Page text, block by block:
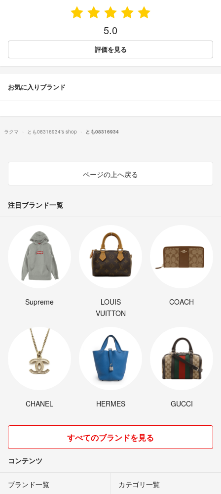
5.0
評価を見る
お気に入りブランド
ラクマ とも08316934's shop とも08316934
ページの上へ戻る
注目ブランド一覧
Supreme
LOUIS
VUITTON
COACH
CHANEL HERMES GUCCI
すべてのブランドを見る
コンテンツ
ブランド一覧 カテゴリ一覧